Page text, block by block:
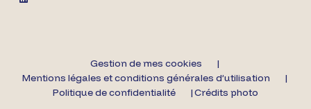
Gestion de mes cookies
Mentions légales et conditions générales d’utilisation
Politique de confidentialité
Crédits photo